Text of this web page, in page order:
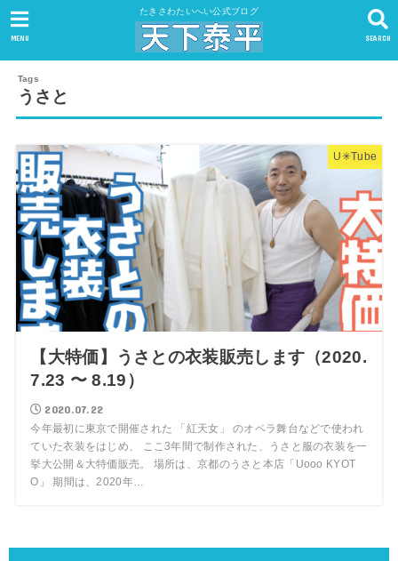
たきさわたいへい公式ブログ
SEARCH
MENU
うさと
U✳︎Tube
【大特価】うさとの衣装販売します（2020.
7.23 〜 8.19）
2020.07.22
今年最初に東京で開催された 「紅天女」 のオペラ舞台などで使われ
ていた衣装をはじめ、 ここ3年間で制作された、うさと服の衣装を一
挙大公開＆大特価販売。 場所は、京都のうさと本店「Uooo KYOT
O」 期間は、2020年…